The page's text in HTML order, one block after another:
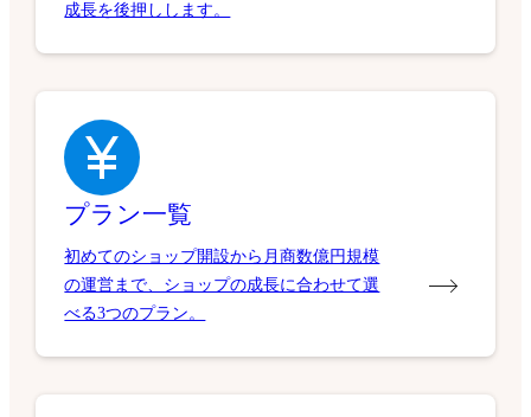
成長を後押しします。
プラン一覧
初めてのショップ開設から月商数億円規模
の運営まで、ショップの成長に合わせて選
べる3つのプラン。